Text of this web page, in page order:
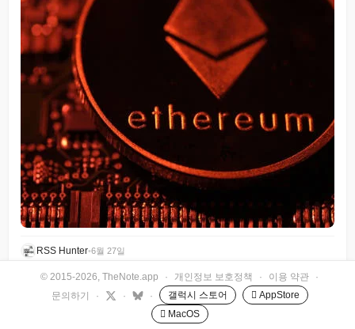
RSS Hunter•6월 27일
© 2015-2026, TheNote.app · 개인정보 보호정책 · 이용 약관
·
문의하기
· · · 갤럭시 스토어
 AppStore
 MacOS